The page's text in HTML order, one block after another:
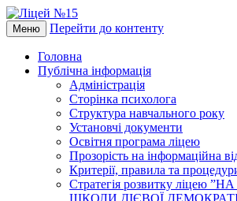
Меню Перейти до контенту
Головна
Публічна інформація
Адміністрація
Сторінка психолога
Структура навчального року
Установчі документи
Освітня програма ліцею
Прозорість на інформаційна
Критерії, правила та
Стратегія розвитку ліцею
ШКОЛИ ДІЄВОЇ